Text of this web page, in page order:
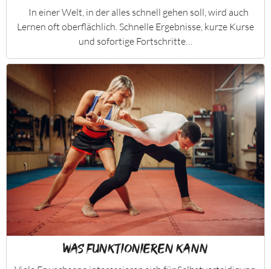
In einer Welt, in der alles schnell gehen soll, wird auch
Lernen oft oberflächlich. Schnelle Ergebnisse, kurze Kurse
und sofortige Fortschritte…
Was funktionieren Kann